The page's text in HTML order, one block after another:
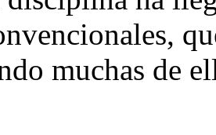
muchas de